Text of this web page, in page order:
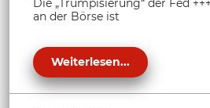
Die „Trumpisierung“ der Fed
an der Börse ist
Weiterlesen...